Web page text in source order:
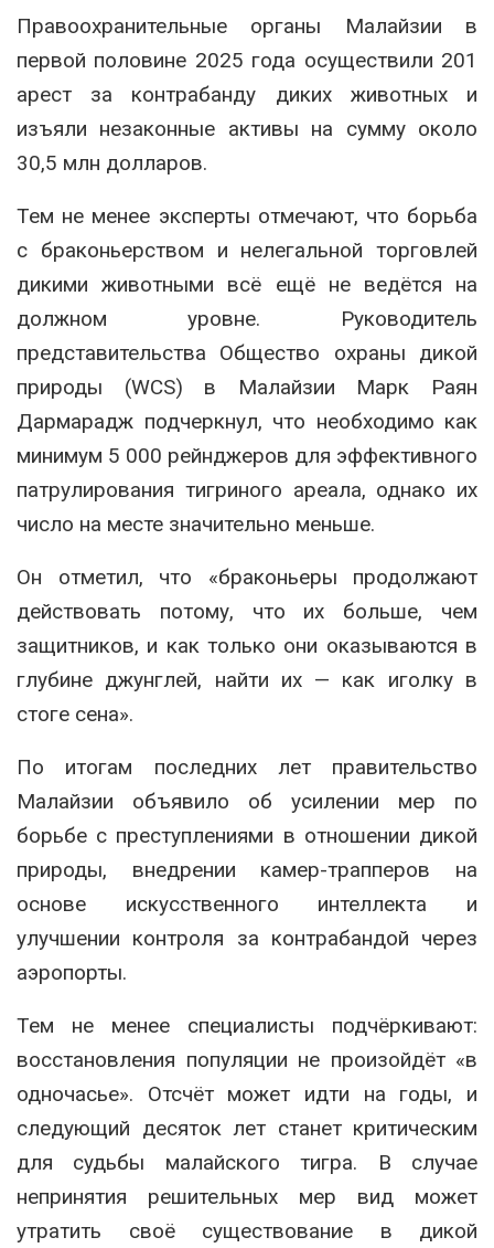
Правоохранительные органы Малайзии в
первой половине 2025 года осуществили 201
арест за контрабанду диких животных и
изъяли незаконные активы на сумму около
30,5 млн долларов.
Тем не менее эксперты отмечают, что борьба
с браконьерством и нелегальной торговлей
дикими животными всё ещё не ведётся на
должном уровне. Руководитель
представительства Общество охраны
дикой
природы (WCS) в Малайзии Марк Раян
Дармарадж подчеркнул, что необходимо как
минимум 5 000 рейнджеров для эффективного
патрулирования тигриного ареала, однако их
число на месте значительно меньше.
Он отметил, что «браконьеры продолжают
действовать потому, что их больше, чем
защитников, и как только они оказываются в
глубине джунглей, найти их — как иголку в
стоге сена».
По итогам последних лет правительство
Малайзии объявило об усилении мер по
борьбе с преступлениями в отношении дикой
природы, внедрении камер-трапперов на
основе искусственного интеллекта и
улучшении контроля за контрабандой через
аэропорты.
Тем не менее специалисты подчёркивают:
восстановления популяции не произойдёт «в
одночасье». Отсчёт может идти на годы, и
следующий десяток лет станет критическим
для судьбы малайского тигра. В случае
непринятия решительных мер вид может
утратить своё существование в дикой